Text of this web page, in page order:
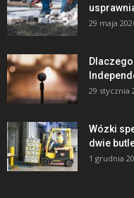
29 maja
29 stycznia
Wózki
dwie
1 grudnia